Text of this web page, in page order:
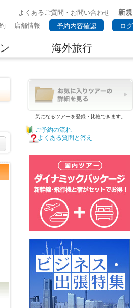
よくあるご質問・お問い合わせ
新
店舗情報 予約内容確認 ロ
海外旅行
気になるツアーを登録・比較できます。
ご予約の流れ
よくある質問と答え